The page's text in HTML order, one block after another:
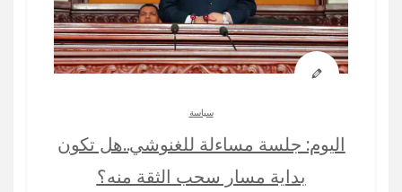
سياسة
اليوم: جلسة مساءلة للغنوشي..هل تكون
بداية مسار سحب الثقة منه؟